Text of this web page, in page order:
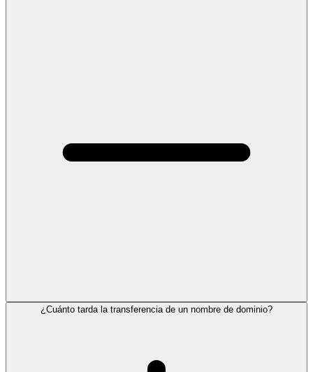
¿Cuánto tarda la transferencia de un nombre de dominio?